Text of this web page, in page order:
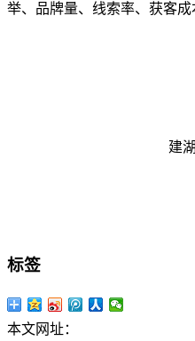
举、品牌量、线索率、获客成
建
标签
本文网址：